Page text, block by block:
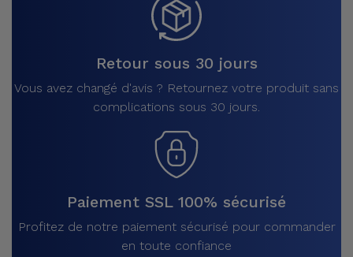
Retour sous 30 jours
Vous avez changé d'avis ? Retournez votre produit sans
complications sous 30 jours.
Paiement SSL 100% sécurisé
Profitez de notre paiement sécurisé pour commander
en toute confiance